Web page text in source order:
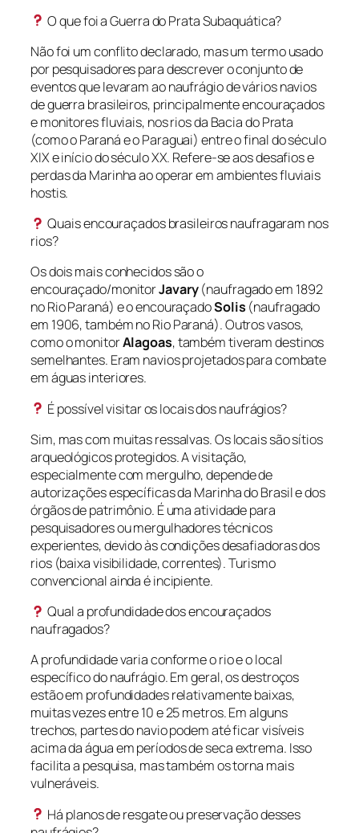
O que foi a Guerra do Prata Subaquática?
Não foi um conflito declarado, mas um termo usado
por pesquisadores para descrever o conjunto de
eventos que levaram ao naufrágio de vários navios
de guerra brasileiros, principalmente encouraçados
e monitores fluviais, nos rios da Bacia do Prata
(como o Paraná e o Paraguai) entre o final do século
XIX e início do século XX. Refere-se aos desafios e
perdas da Marinha ao operar em ambientes fluviais
hostis.
Quais encouraçados brasileiros naufragaram nos
rios?
Os dois mais conhecidos são o
encouraçado/monitorJavary(naufragado em 1892
no Rio Paraná) e o encouraçadoSolis (naufragado
em 1906, também no Rio Paraná). Outros vasos,
como o monitorAlagoas, também tiveram destinos
semelhantes. Eram navios projetados para combate
em águas interiores.
É possível visitar os locais dos naufrágios?
Sim, mas com muitas ressalvas. Os locais são sítios
arqueológicos protegidos. A visitação,
especialmente com mergulho, depende de
autorizações específicas da Marinha do Brasil e dos
órgãos de patrimônio. É uma atividade para
pesquisadores ou mergulhadores técnicos
experientes, devido às condições desafiadoras dos
rios (baixa visibilidade, correntes). Turismo
convencional ainda é incipiente.
Qual a profundidade dos encouraçados
naufragados?
A profundidade varia conforme o rio e o local
específico do naufrágio. Em geral, os destroços
estão em profundidades relativamente baixas,
muitas vezes entre 10 e 25 metros. Em alguns
trechos, partes do navio podem até ficar visíveis
acima da água em períodos de seca extrema. Isso
facilita a pesquisa, mas também os torna mais
vulneráveis.
Há planos de resgate ou preservação desses